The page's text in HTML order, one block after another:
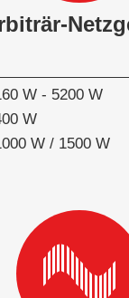
W - 5200 W
W
W / 1500 W